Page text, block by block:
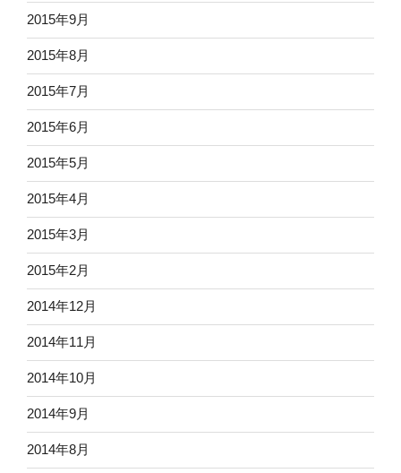
2015年9月
2015年8月
2015年7月
2015年6月
2015年5月
2015年4月
2015年3月
2015年2月
2014年12月
2014年11月
2014年10月
2014年9月
2014年8月